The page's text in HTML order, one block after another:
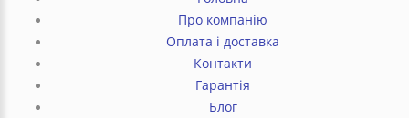
Про компанію
Оплата і доставка
Контакти
Гарантія
Блог